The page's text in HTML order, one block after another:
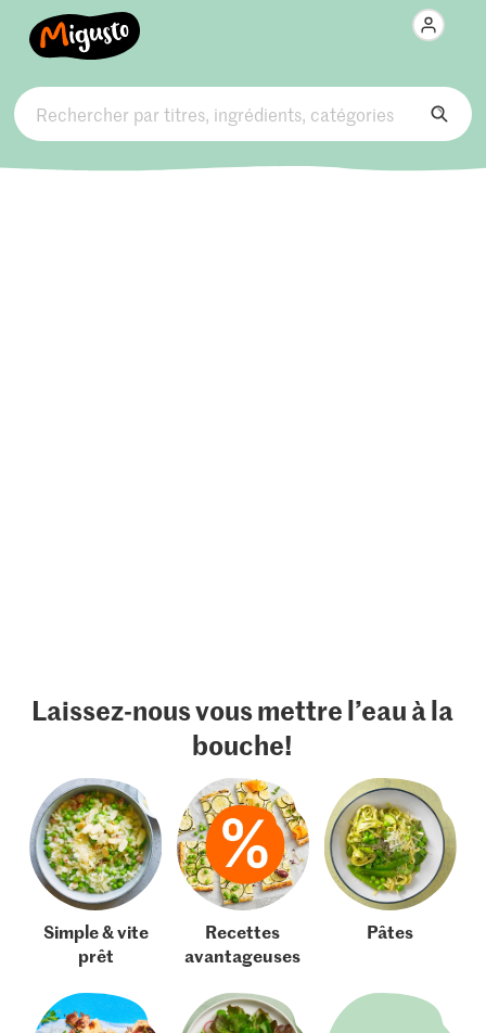
Laissez-nous vous mettre l’eau à la
bouche!
Simple & vite
prêt
Recettes
avantageuses
Pâtes